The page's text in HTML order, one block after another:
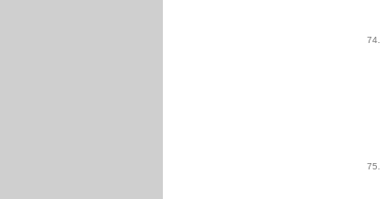
74.
75.